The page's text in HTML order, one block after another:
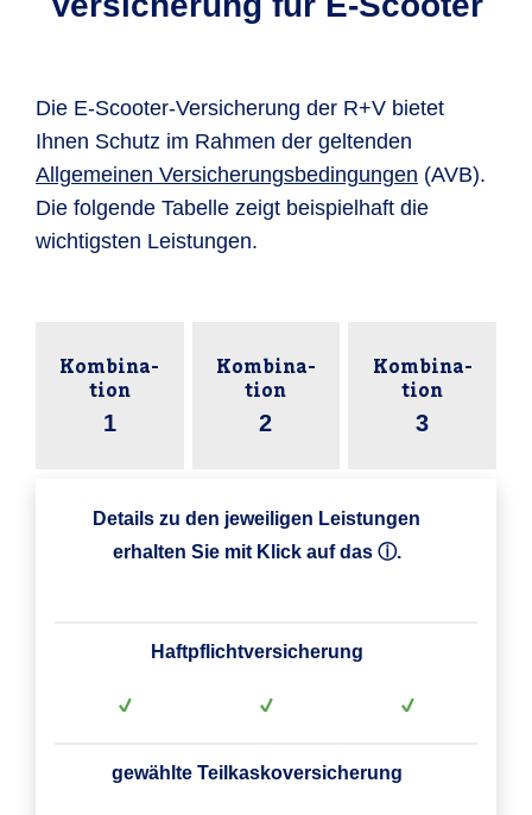
Die E-Scooter-Versicherung der R+V bietet
Ihnen Schutz im Rahmen der geltenden
Allgemeinen Versicherungsbedingungen (AVB).
Die folgende Tabelle zeigt beispielhaft die
wichtigsten Leistungen.
Kombina­
tion
1
Kombina­
tion
2
Kombina­
tion
3
Details zu den jeweiligen Leistungen
erhalten Sie mit Klick auf das ⓘ.
Haftpflicht­versicherung
gewählte Teilkasko­versicherung